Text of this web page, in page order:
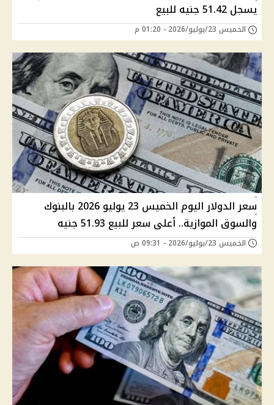
يسجل 51.42 جنيه للبيع
الخميس 23/يوليو/2026 - 01:20 م
سعر الدولار اليوم الخميس 23 يوليو 2026 بالبنوك
والسوق الموازية.. أعلى سعر للبيع 51.93 جنيه
الخميس 23/يوليو/2026 - 09:31 ص